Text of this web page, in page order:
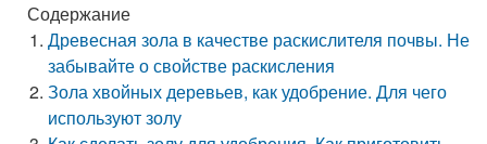
Содержание
Древесная зола в качестве раскислителя почвы. Не
забывайте о свойстве раскисления
Зола хвойных деревьев, как удобрение. Для чего
используют золу